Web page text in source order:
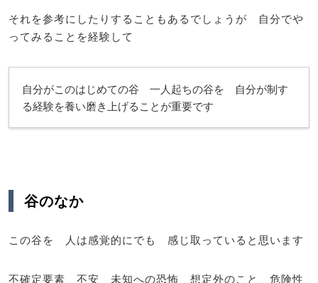
それを参考にしたりすることもあるでしょうが 自分でや
ってみることを経験して
自分がこのはじめての谷 一人起ちの谷を 自分が制す
る経験を養い磨き上げることが重要です
谷のなか
この谷を 人は感覚的にでも 感じ取っていると思います
不確定要素 不安 未知への恐怖 想定外のこと 危険性